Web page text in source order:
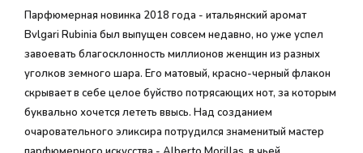
Парфюмерная новинка 2018 года - итальянский аромат
Bvlgari Rubinia был выпущен совсем недавно, но уже успел
завоевать благосклонность миллионов женщин из разных
уголков земного шара. Его матовый, красно-черный флакон
скрывает в себе целое буйство потрясающих нот, за которым
буквально хочется лететь ввысь. Над созданием
очаровательного эликсира потрудился знаменитый мастер